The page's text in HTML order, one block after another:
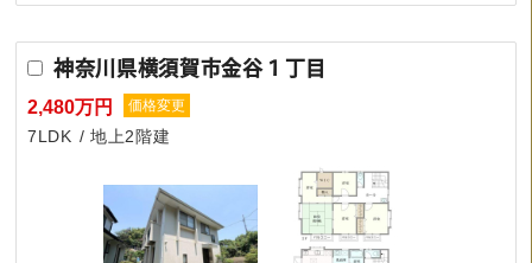
神奈川県横須賀市金谷１丁目
2,480万円
価格変更
7LDK 地上2階建